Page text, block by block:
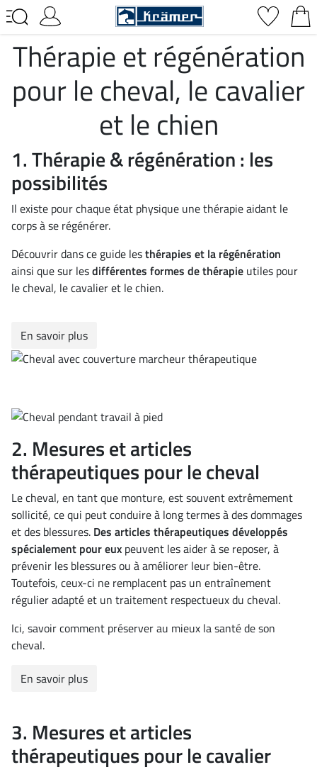
Thérapie et régénération
pour le cheval, le cavalier
et le chien
1. Thérapie & régénération : les
possibilités
Il existe pour chaque état physique une thérapie aidant le
corps à se régénérer.
Découvrir dans ce guide lesthérapies et la régénération
ainsi que sur lesdifférentes formes de thérapie utiles pour
le cheval, le cavalier et le chien.
En savoir plus
2. Mesures et articles
thérapeutiques pour le cheval
Le cheval, en tant que monture, est souvent extrêmement
sollicité, ce qui peut conduire à long termes à des dommages
et des blessures. Des articles thérapeutiques développés
spécialement pour eux peuvent les aider à se reposer, à
prévenir les blessures ou à améliorer leur bien-être.
Toutefois, ceux-ci ne remplacent pas un entraînement
régulier adapté et un traitement respectueux du cheval.
Ici, savoir comment préserver au mieux la santé de son
cheval.
En savoir plus
3. Mesures et articles
thérapeutiques pour le cavalier